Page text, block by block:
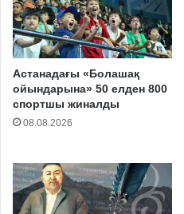
Астанадағы «Болашақ
ойындарына» 50 елден 800
спортшы жиналды
08.08.2026